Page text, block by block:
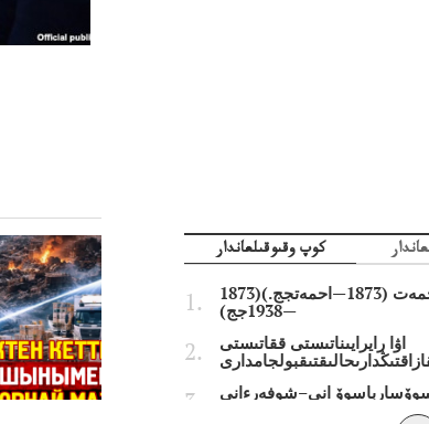
كوپ وقىوقىلعاندار
بايتۇرسىنۇلى، احمەت (1873—احمەتجج.)(1873
—1938جج)
اۋا رايرايىناتىستى ققاتىستى
انى–شوفەرءانى